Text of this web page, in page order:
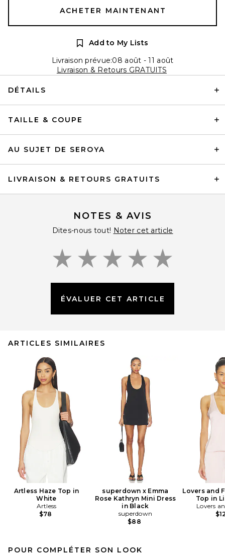
ACHETER MAINTENANT
Add to My Lists
Livraison prévue:08 août - 11 août
Livraison & Retours GRATUITS
DÉTAILS
TAILLE & COUPE
AU SUJET DE SEROYA
LIVRAISON & RETOURS GRATUITS
NOTES & AVIS
Dites-nous tout! Noter cet article
ÉVALUER CET ARTICLE
ARTICLES SIMILAIRES
Artless Haze Top in
White
Artless
$78
superdown x Emma
Rose Kathryn Mini Dress
in Black
superdown
$88
Lovers and
Top in
Lovers
POUR COMPLÉTER SON LOOK